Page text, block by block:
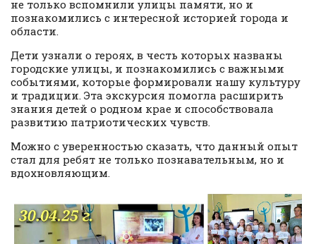
не только вспомнили улицы памяти, но и
познакомились с интересной историей города и
области.
Дети узнали о героях, в честь которых названы
городские улицы, и познакомились с важными
событиями, которые формировали нашу культуру
и традиции. Эта экскурсия помогла расширить
знания детей о родном крае и способствовала
развитию патриотических чувств.
Можно с уверенностью сказать, что данный опыт
стал для ребят не только познавательным, но и
вдохновляющим.